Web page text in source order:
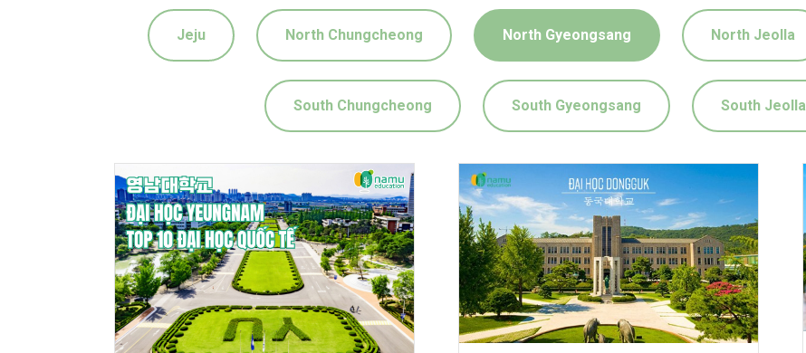
Jeju North Chungcheong North Gyeongsang North Jeolla
South Chungcheong South Gyeongsang South Jeolla